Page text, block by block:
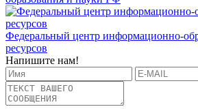
Федеральный центр информационно-
ресурсов
Напишите нам!